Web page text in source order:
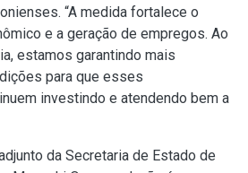
“A medida fortalece o
e a geração de empregos. Ao
estamos garantindo mais
para que esses
investindo e atendendo bem a
da Secretaria de Estado de